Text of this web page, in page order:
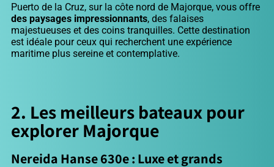
Puerto de la Cruz, sur la côte nord de Majorque, vous offre
des paysages impressionnants, des falaises
majestueuses et des coins tranquilles. Cette destination
est idéale pour ceux qui recherchent une expérience
maritime plus sereine et contemplative.
2. Les meilleurs bateaux pour
explorer Majorque
Nereida Hanse 630e : Luxe et grands